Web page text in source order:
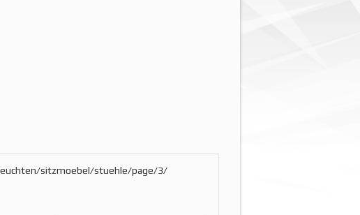
sitzmoebel/stuehle/page/3/